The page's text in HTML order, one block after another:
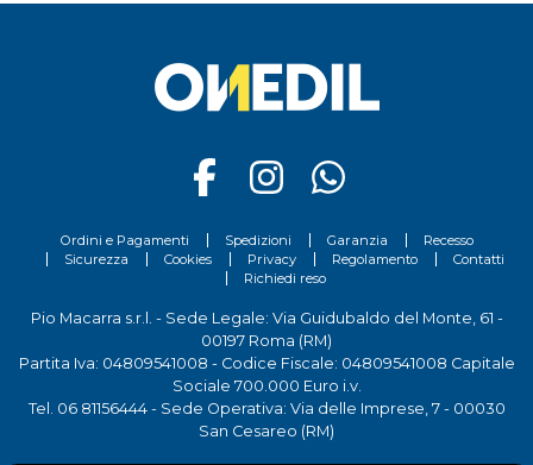
Ordini e Pagamenti Spedizioni Garanzia
Recesso
Sicurezza
Cookies Privacy Regolamento
Contatti
Richiedi reso
Pio Macarra s.r.l. - Sede Legale: Via Guidubaldo del Monte, 61 -
00197 Roma (RM)
Partita Iva: 04809541008 - Codice Fiscale: 04809541008 Capitale
Sociale 700.000 Euro i.v.
Tel. 06 81156444- Sede Operativa: Via delle Imprese, 7 - 00030
San Cesareo (RM)